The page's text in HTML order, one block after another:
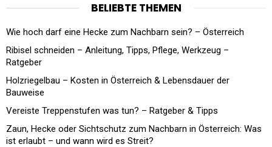
BELIEBTE THEMEN
Wie hoch darf eine Hecke zum Nachbarn sein? – Österreich
Ribisel schneiden – Anleitung, Tipps, Pflege, Werkzeug –
Ratgeber
Holzriegelbau – Kosten in Österreich & Lebensdauer der
Bauweise
Vereiste Treppenstufen was tun? – Ratgeber & Tipps
Zaun, Hecke oder Sichtschutz zum Nachbarn in Österreich: Was
ist erlaubt – und wann wird es Streit?